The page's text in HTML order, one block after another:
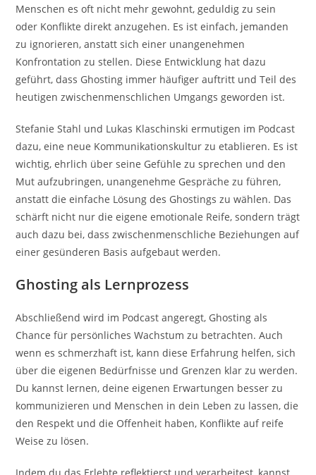
Menschen es oft nicht mehr gewohnt, geduldig zu sein
oder Konflikte direkt anzugehen. Es ist einfach, jemanden
zu ignorieren, anstatt sich einer unangenehmen
Konfrontation zu stellen. Diese Entwicklung hat dazu
geführt, dass Ghosting immer häufiger auftritt und Teil des
heutigen zwischenmenschlichen Umgangs geworden ist.
Stefanie Stahl und Lukas Klaschinski ermutigen im Podcast
dazu, eine neue Kommunikationskultur zu etablieren. Es ist
wichtig, ehrlich über seine Gefühle zu sprechen und den
Mut aufzubringen, unangenehme Gespräche zu führen,
anstatt die einfache Lösung des Ghostings zu wählen. Das
schärft nicht nur die eigene emotionale Reife, sondern trägt
auch dazu bei, dass zwischenmenschliche Beziehungen auf
einer gesünderen Basis aufgebaut werden.
Ghosting als Lernprozess
Abschließend wird im Podcast angeregt, Ghosting als
Chance für persönliches Wachstum zu betrachten. Auch
wenn es schmerzhaft ist, kann diese Erfahrung helfen, sich
über die eigenen Bedürfnisse und Grenzen klar zu werden.
Du kannst lernen, deine eigenen Erwartungen besser zu
kommunizieren und Menschen in dein Leben zu lassen, die
den Respekt und die Offenheit haben, Konflikte auf reife
Weise zu lösen.